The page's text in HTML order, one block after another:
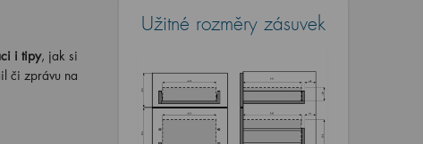
i tipy, jak si
či zprávu na
Užitné rozměry zásuvek